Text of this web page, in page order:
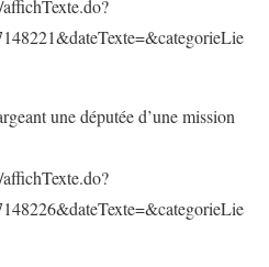
une députée d’une mission